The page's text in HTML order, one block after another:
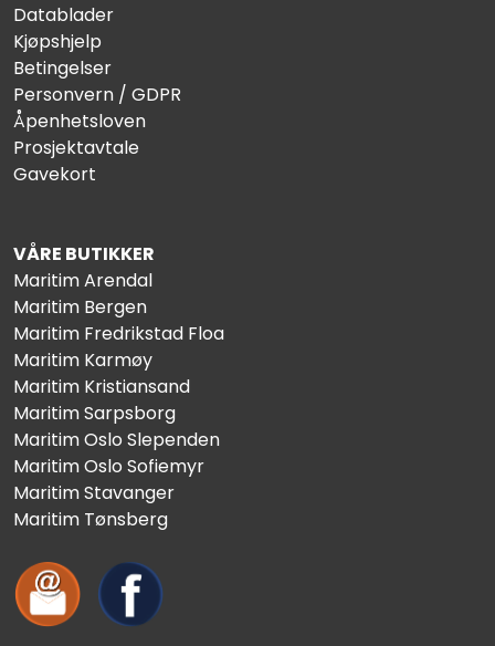
Datablader
Kjøpshjelp
Betingelser
Personvern / GDPR
Åpenhetsloven
Prosjektavtale
Gavekort
VÅRE BUTIKKER
Maritim Arendal
Maritim Bergen
Maritim Fredrikstad Floa
Maritim Karmøy
Maritim Kristiansand
Maritim Sarpsborg
Maritim Oslo Slependen
Maritim Oslo Sofiemyr
Maritim Stavanger
Maritim Tønsberg